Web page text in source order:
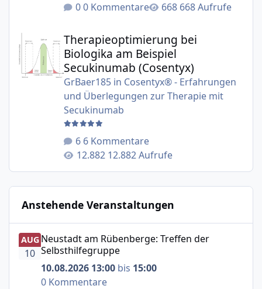
0 Kommentare
668 Aufrufe
Therapieoptimierung bei Biologika am Beispiel
Therapieoptimierung bei
Biologika am Beispiel
Secukinumab (Cosentyx)
GrBaer185in Cosentyx® - Erfahrungen
und Überlegungen zur Therapie mit
Secukinumab
6 Kommentare
12.882 Aufrufe
Anstehende Veranstaltungen
Neustadt am Rübenberge: Treffen der Selbsthilfegruppe
AUG
10
Neustadt am Rübenberge: Treffen der
Selbsthilfegruppe
10.08.2026 13:00 bis 15:00
0 Kommentare